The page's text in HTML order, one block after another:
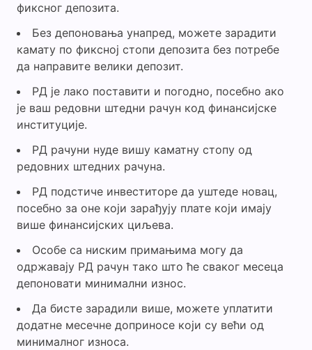
фиксног депозита.
Без депоновања унапред, можете зарадити
камату по фиксној стопи депозита без потребе
да направите велики депозит.
РД је лако поставити и погодно, посебно ако
је ваш редовни штедни рачун код финансијске
институције.
РД рачуни нуде вишу каматну стопу од
редовних штедних рачуна.
РД подстиче инвеститоре да уштеде новац,
посебно за оне који зарађују плате који имају
више финансијских циљева.
Особе са ниским примањима могу да
одржавају РД рачун тако што ће сваког месеца
депоновати минимални износ.
Да бисте зарадили више, можете уплатити
додатне месечне доприносе који су већи од
минималног износа.